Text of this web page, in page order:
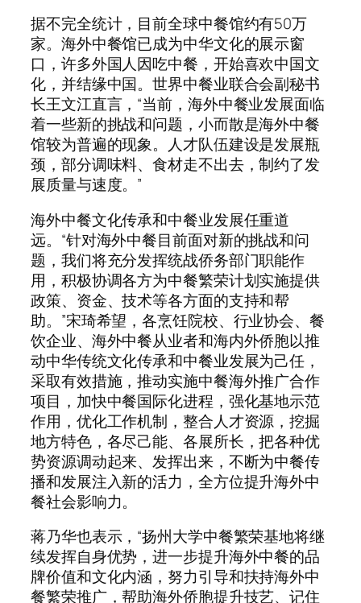
据不完全统计，目前全球中餐馆约有50万
家。海外中餐馆已成为中华文化的展示窗
口，许多外国人因吃中餐，开始喜欢中国文
化，并结缘中国。世界中餐业联合会副秘书
长王文江直言，“当前，海外中餐业发展面临
着一些新的挑战和问题，小而散是海外中餐
馆较为普遍的现象。人才队伍建设是发展瓶
颈，部分调味料、食材走不出去，制约了发
展质量与速度。”
海外中餐文化传承和中餐业发展任重道
远。“针对海外中餐目前面对新的挑战和问
题，我们将充分发挥统战侨务部门职能作
用，积极协调各方为中餐繁荣计划实施提供
政策、资金、技术等各方面的支持和帮
助。”宋琦希望，各烹饪院校、行业协会、餐
饮企业、海外中餐从业者和海内外侨胞以推
动中华传统文化传承和中餐业发展为己任，
采取有效措施，推动实施中餐海外推广合作
项目，加快中餐国际化进程，强化基地示范
作用，优化工作机制，整合人才资源，挖掘
地方特色，各尽己能、各展所长，把各种优
势资源调动起来、发挥出来，不断为中餐传
播和发展注入新的活力，全方位提升海外中
餐社会影响力。
蒋乃华也表示，“扬州大学中餐繁荣基地将继
续发挥自身优势，进一步提升海外中餐的品
牌价值和文化内涵，努力引导和扶持海外中
餐繁荣推广，帮助海外侨胞提升技艺、记住